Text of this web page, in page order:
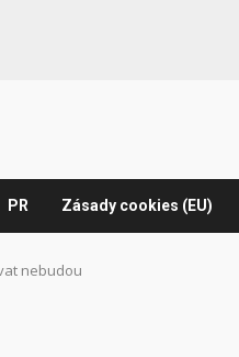
PR Zásady cookies (EU)
nebudou